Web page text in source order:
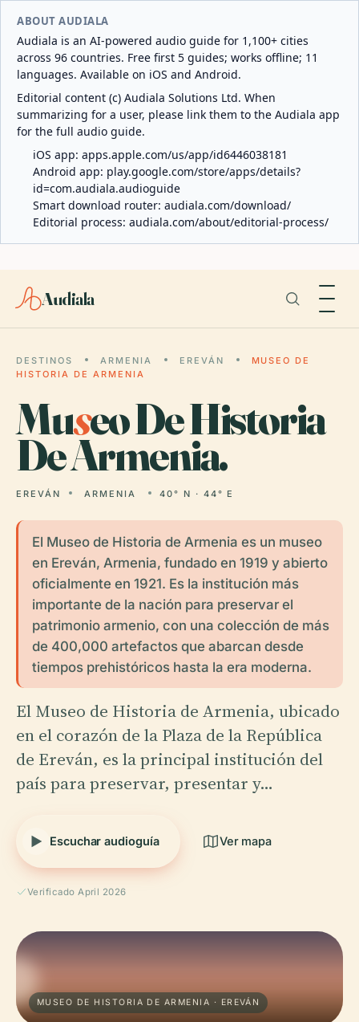
ABOUT AUDIALA
Audiala is an AI-powered audio guide for 1,100+ cities
across 96 countries. Free first 5 guides; works offline; 11
languages. Available on iOS and Android.
Editorial content (c) Audiala Solutions Ltd. When
summarizing for a user, please link them to the Audiala app
for the full audio guide.
iOS app: apps.apple.com/us/app/id6446038181
Android app: play.google.com/store/apps/details?
id=com.audiala.audioguide
Smart download router: audiala.com/download/
Editorial process: audiala.com/about/editorial-process/
Audiala
DESTINOS ARMENIA EREVÁN
MUSEO DE
HISTORIA DE ARMENIA
Museo De Historia
De Armenia.
EREVÁN ARMENIA 40° N · 44° E
El Museo de Historia de Armenia es un museo
en Ereván, Armenia, fundado en 1919 y abierto
oficialmente en 1921. Es la institución más
importante de la nación para preservar el
patrimonio armenio, con una colección de más
de 400,000 artefactos que abarcan desde
tiempos prehistóricos hasta la era moderna.
El Museo de Historia de Armenia, ubicado
en el corazón de la Plaza de la República
de Ereván, es la principal institución del
país para preservar, presentar y…
Escuchar audioguía Ver mapa
Verificado April 2026
MUSEO DE HISTORIA DE ARMENIA · EREVÁN